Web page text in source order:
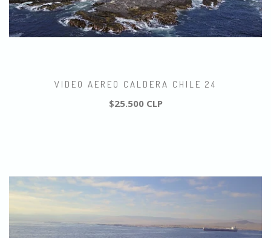
VIDEO AEREO CALDERA CHILE 24
$25.500 CLP